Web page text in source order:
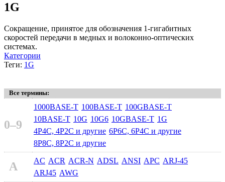
1G
Сокращение, принятое для обозначения 1-гигабитных
скоростей передачи в медных и волоконно-оптических
системах.
Категории
Теги: 1G
Все термины:
0–9
1000BASE-T 100BASE-T 100GBASE-T
10BASE-T 10G 10G6 10GBASE-T 1G
4P4C, 4P2C и другие 6P6C, 6P4C и другие
8P8C, 8P2C и другие
A AC ACR ACR-N ADSL ANSI APC ARJ-45
ARJ45 AWG